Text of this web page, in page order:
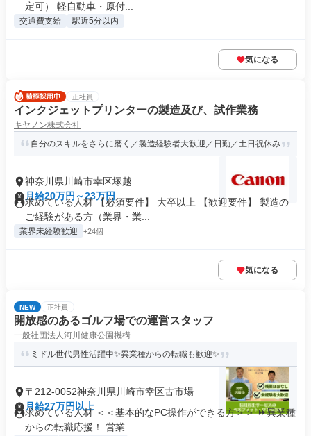
定可） 軽自動車・原付...
交通費支給 駅近5分以内
気になる
正社員
インクジェットプリンターの製造及び、試作業務
キヤノン株式会社
自分のスキルをさらに磨く／製造経験者大歓迎／日勤／土日祝休み
神奈川県川崎市幸区塚越
月給20万円～23万円
求めている人材 【必須要件】 大卒以上 【歓迎要件】 製造の
ご経験がある方（業界・業...
業界未経験歓迎 +24個
気になる
NEW 正社員
開放感のあるゴルフ場での運営スタッフ
一般社団法人河川健康公園機構
ミドル世代男性活躍中✨異業種からの転職も歓迎✨
〒212-0052神奈川県川崎市幸区古市場
月給27万円以上
求めている人材 ＜＜基本的なPC操作ができる方＞＞ ⏩異業種
からの転職応援！ 営業...